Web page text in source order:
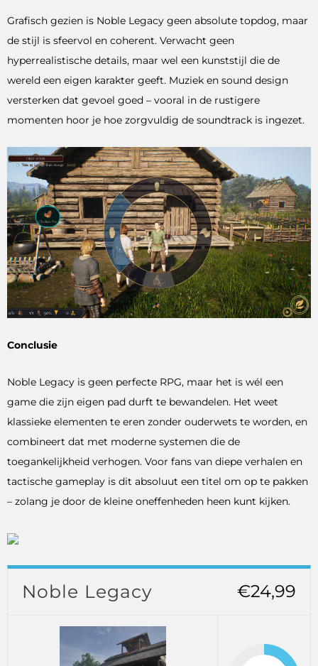
Grafisch gezien is Noble Legacy geen absolute topdog, maar
de stijl is sfeervol en coherent. Verwacht geen
hyperrealistische details, maar wel een kunststijl die de
wereld een eigen karakter geeft. Muziek en sound design
versterken dat gevoel goed – vooral in de rustigere
momenten hoor je hoe zorgvuldig de soundtrack is ingezet.
Conclusie
Noble Legacy is geen perfecte RPG, maar het is wél een
game die zijn eigen pad durft te bewandelen. Het weet
klassieke elementen te eren zonder ouderwets te worden, en
combineert dat met moderne systemen die de
toegankelijkheid verhogen. Voor fans van diepe verhalen en
tactische gameplay is dit absoluut een titel om op te pakken
– zolang je door de kleine oneffenheden heen kunt kijken.
Noble Legacy €24,99